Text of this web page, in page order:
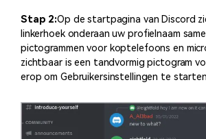
Stap 2:Op de startpagina van Discord
linkerhoek onderaan uw profielnaam
pictogrammen voor koptelefoons en
zichtbaar is een tandvormig pictogram
erop om Gebruikersinstellingen te